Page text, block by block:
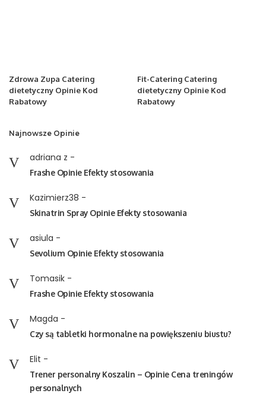
Zdrowa Zupa Catering
dietetyczny Opinie Kod
Rabatowy
Fit-Catering Catering
dietetyczny Opinie Kod
Rabatowy
Najnowsze Opinie
adriana z -
Frashe Opinie Efekty stosowania
Kazimierz38 -
Skinatrin Spray Opinie Efekty stosowania
asiula -
Sevolium Opinie Efekty stosowania
Tomasik -
Frashe Opinie Efekty stosowania
Magda -
Czy są tabletki hormonalne na powiększeniu biustu?
Elit -
Trener personalny Koszalin – Opinie Cena treningów
personalnych